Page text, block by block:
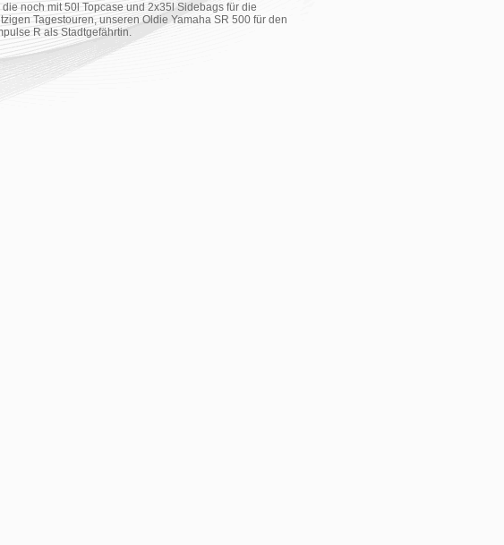
noch mit 50l Topcase und 2x35l Sidebags für die
Tagestouren, unseren Oldie Yamaha SR 500 für den
R als Stadtgefährtin.